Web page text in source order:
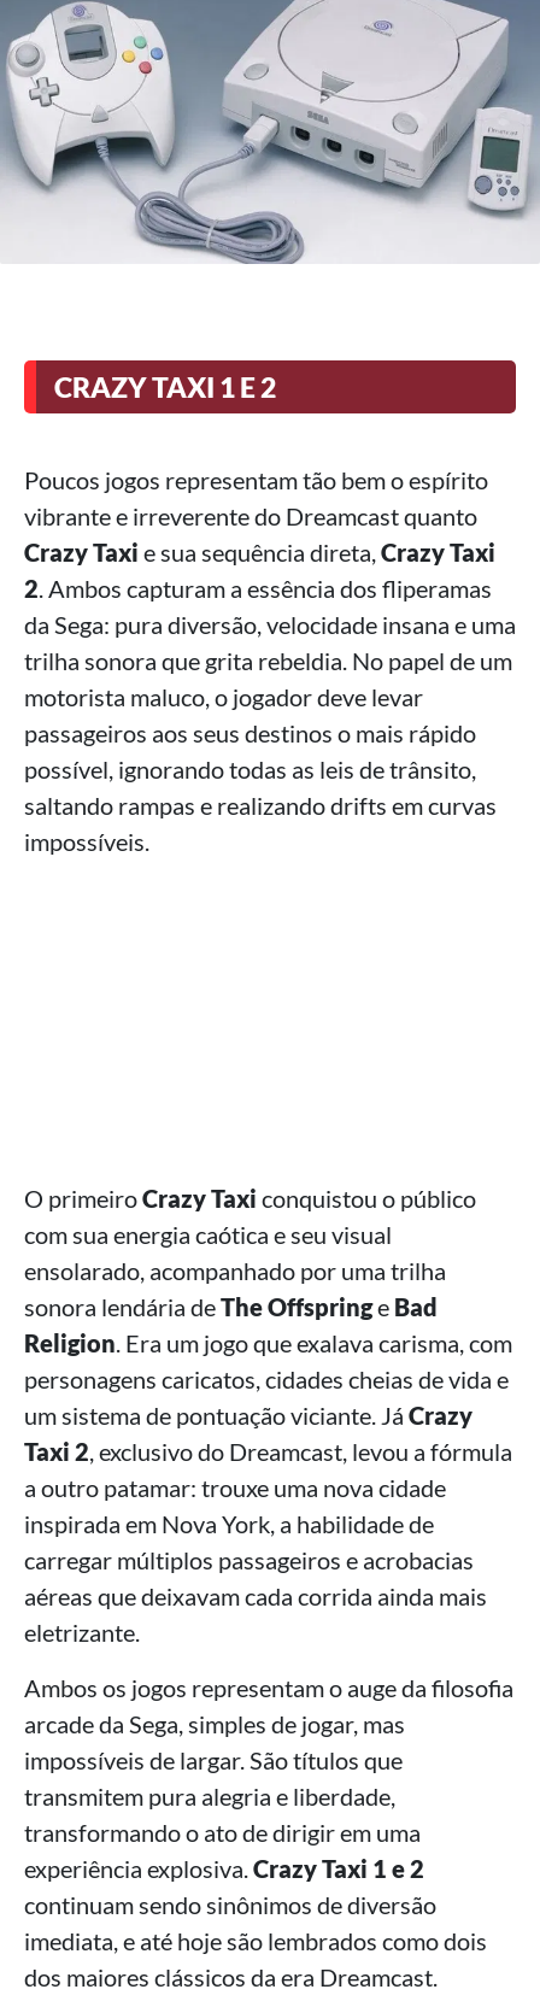
CRAZY TAXI 1 E 2
Poucos jogos representam tão bem o espírito
vibrante e irreverente do Dreamcast quanto
Crazy Taxi e sua sequência direta,Crazy Taxi
2. Ambos capturam a essência dos fliperamas
da Sega: pura diversão, velocidade insana e uma
trilha sonora que grita rebeldia. No papel de um
motorista maluco, o jogador deve levar
passageiros aos seus destinos o mais rápido
possível, ignorando todas as leis de trânsito,
saltando rampas e realizando drifts em curvas
impossíveis.
O primeiroCrazy Taxi conquistou o público
com sua energia caótica e seu visual
ensolarado, acompanhado por uma trilha
sonora lendária deThe Offspringe Bad
Religion. Era um jogo que exalava carisma, com
personagens caricatos, cidades cheias de vida e
um sistema de pontuação viciante. Já Crazy
Taxi 2, exclusivo do Dreamcast, levou a fórmula
a outro patamar: trouxe uma nova cidade
inspirada em Nova York, a habilidade de
carregar múltiplos passageiros e acrobacias
aéreas que deixavam cada corrida ainda mais
eletrizante.
Ambos os jogos representam o auge da filosofia
arcade da Sega, simples de jogar, mas
impossíveis de largar. São títulos que
transmitem pura alegria e liberdade,
transformando o ato de dirigir em uma
experiência explosiva.Crazy Taxi 1 e 2
continuam sendo sinônimos de diversão
imediata, e até hoje são lembrados como dois
dos maiores clássicos da era Dreamcast.